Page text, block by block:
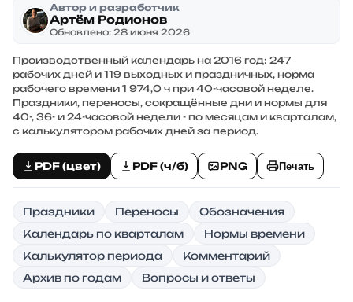
Автор и разработчик
Артём Родионов
Обновлено: 28 июня 2026
Производственный календарь на 2016 год: 247
рабочих дней и 119 выходных и праздничных, норма
рабочего времени 1 974,0 ч при 40-часовой неделе.
Праздники, переносы, сокращённые дни и нормы для
40-, 36- и 24-часовой недели - по месяцам и кварталам,
с калькулятором рабочих дней за период.
PDF (цвет) PDF (ч/б) PNG Печать
Праздники Переносы
Обозначения
Календарь по кварталам
Нормы времени
Калькулятор периода
Комментарий
Архив по годам
Вопросы и ответы